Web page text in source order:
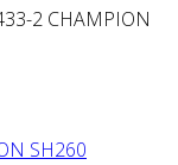
2 CHAMPION
SH260